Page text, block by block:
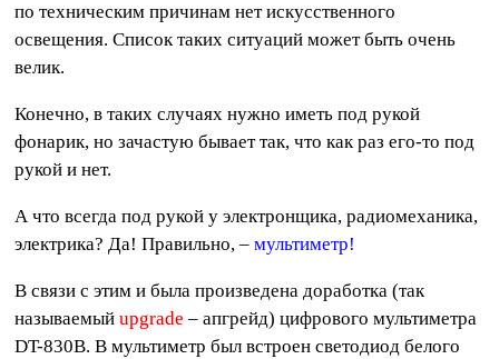
по техническим причинам нет искусственного
освещения. Список таких ситуаций может быть очень
велик.
Конечно, в таких случаях нужно иметь под рукой
фонарик, но зачастую бывает так, что как раз его-то под
рукой и нет.
А что всегда под рукой у электронщика, радиомеханика,
электрика? Да! Правильно, –мультиметр!
В связи с этим и была произведена доработка (так
называемыйupgrade – апгрейд) цифрового мультиметра
DT-830B. В мультиметр был встроен светодиод белого